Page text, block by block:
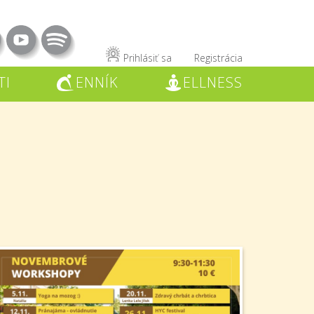
Prihlásiť sa Registrácia
ENNÍK ELLNESS